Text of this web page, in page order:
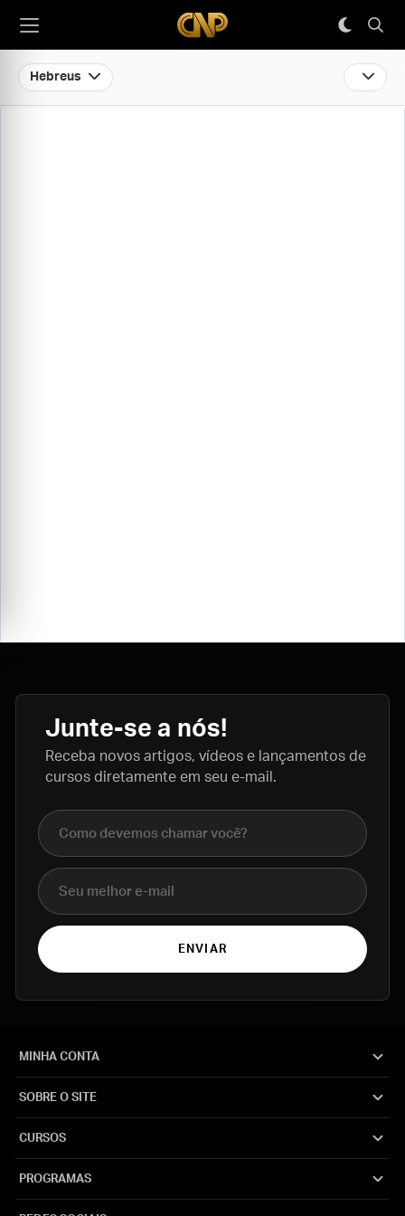
Hebreus
Junte-se a nós!
Receba novos artigos, vídeos e lançamentos de
cursos diretamente em seu e-mail.
Nome completo
E-mail
ENVIAR
MINHA CONTA
SOBRE O SITE
CURSOS
PROGRAMAS